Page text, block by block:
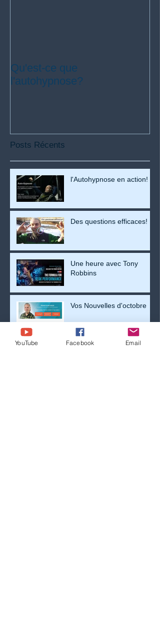
Qu'est-ce que
l'autohypnose?
Posts Récents
l'Autohypnose en action!
Des questions efficaces!
Une heure avec Tony
Robbins
Vos Nouvelles d'octobre
YouTube Facebook Email